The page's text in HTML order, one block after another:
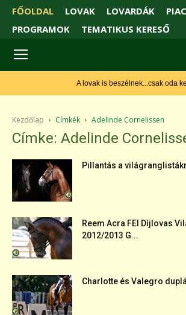
FŐOLDAL LOVAK LOVARDÁK
PROGRAMOK
TEMATIKUS KERESŐ
A lovak is beszélnek...csak oda
Kezdőlap Címkék Adelinde Cornelissen
Címke: Adelinde
Pillantás a
Reem Acra FEI Díjlovas
2012/2013 G...
Charlotte és Valegro